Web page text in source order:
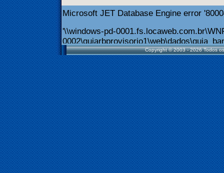
Copyright © 2003 - 2026 Todos